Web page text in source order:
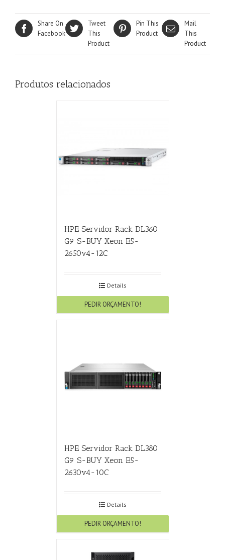
Share On
Facebook
Tweet
This
Product
Pin This
Product
Mail
This
Product
Produtos relacionados
HPE Servidor Rack DL360
G9 S-BUY Xeon E5-
2650v4-12C
Details
PEDIR ORÇAMENTO!
HPE Servidor Rack DL380
G9 S-BUY Xeon E5-
2630v4-10C
Details
PEDIR ORÇAMENTO!